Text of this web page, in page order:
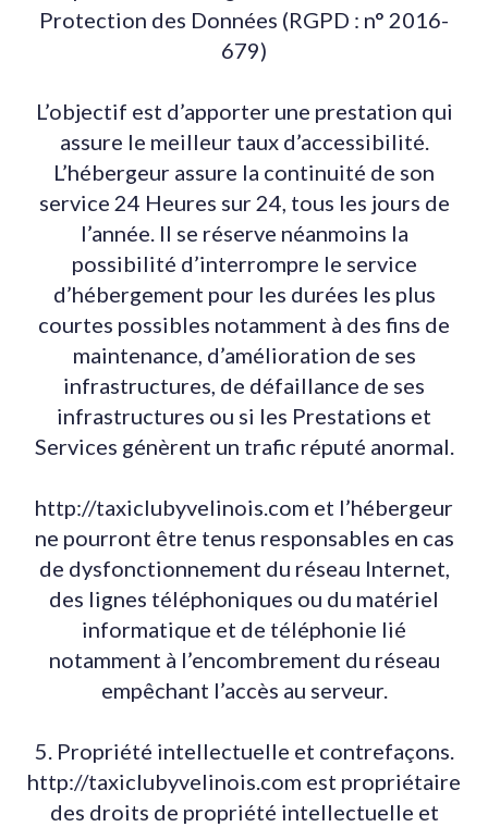
Protection des Données (RGPD : n° 2016-
679)
L’objectif est d’apporter une prestation qui
assure le meilleur taux d’accessibilité.
L’hébergeur assure la continuité de son
service 24 Heures sur 24, tous les jours de
l’année. Il se réserve néanmoins la
possibilité d’interrompre le service
d’hébergement pour les durées les plus
courtes possibles notamment à des fins de
maintenance, d’amélioration de ses
infrastructures, de défaillance de ses
infrastructures ou si les Prestations et
Services génèrent un trafic réputé anormal.
http://taxiclubyvelinois.com et l’hébergeur
ne pourront être tenus responsables en cas
de dysfonctionnement du réseau Internet,
des lignes téléphoniques ou du matériel
informatique et de téléphonie lié
notamment à l’encombrement du réseau
empêchant l’accès au serveur.
5. Propriété intellectuelle et contrefaçons.
http://taxiclubyvelinois.com est propriétaire
des droits de propriété intellectuelle et